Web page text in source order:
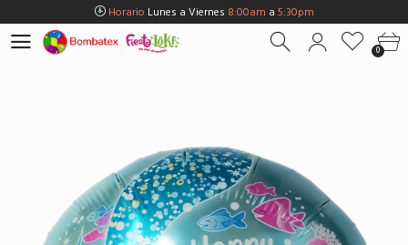
Horario Lunes a Viernes 8:00am a 5:30pm
HorarioSábados
5:00pm
HorarioDomingos y Fest.9:00ama3:00pm
0